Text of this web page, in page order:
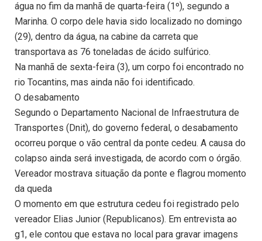
água no fim da manhã de quarta-feira (1º), segundo a
Marinha. O corpo dele havia sido localizado no domingo
(29), dentro da água, na cabine da carreta que
transportava as 76 toneladas de ácido sulfúrico.
Na manhã de sexta-feira (3), um corpo foi encontrado no
rio Tocantins, mas ainda não foi identificado.
O desabamento
Segundo o Departamento Nacional de Infraestrutura de
Transportes (Dnit), do governo federal, o desabamento
ocorreu porque o vão central da ponte cedeu. A causa do
colapso ainda será investigada, de acordo com o órgão.
Vereador mostrava situação da ponte e flagrou momento
da queda
O momento em que estrutura cedeu foi registrado pelo
vereador Elias Junior (Republicanos). Em entrevista ao
g1, ele contou que estava no local para gravar imagens